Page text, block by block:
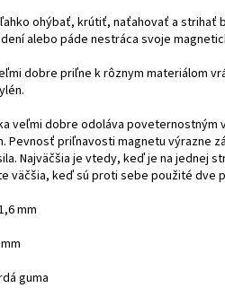
ohýbať, krútiť, naťahovať a strihať
alebo páde nestráca svoje
dobre priľne k rôznym materiálom
veľmi dobre odoláva poveternostným
Pevnosť priľnavosti magnetu výrazne
Najväčšia je vtedy, keď je na jednej
väčšia, keď sú proti sebe použité dve
mm
guma